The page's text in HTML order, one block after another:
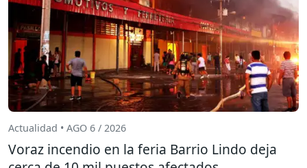
Actualidad • AGO 6 / 2026
Voraz incendio en la feria Barrio Lindo deja